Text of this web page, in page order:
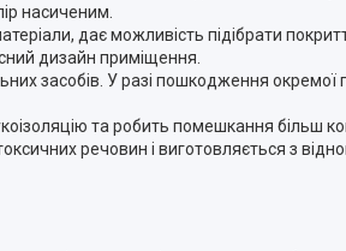
насиченим.
дає можливість підібрати
дизайн приміщення.
засобів. У разі пошкодження окремої
та робить помешкання більш
речовин і виготовляється з